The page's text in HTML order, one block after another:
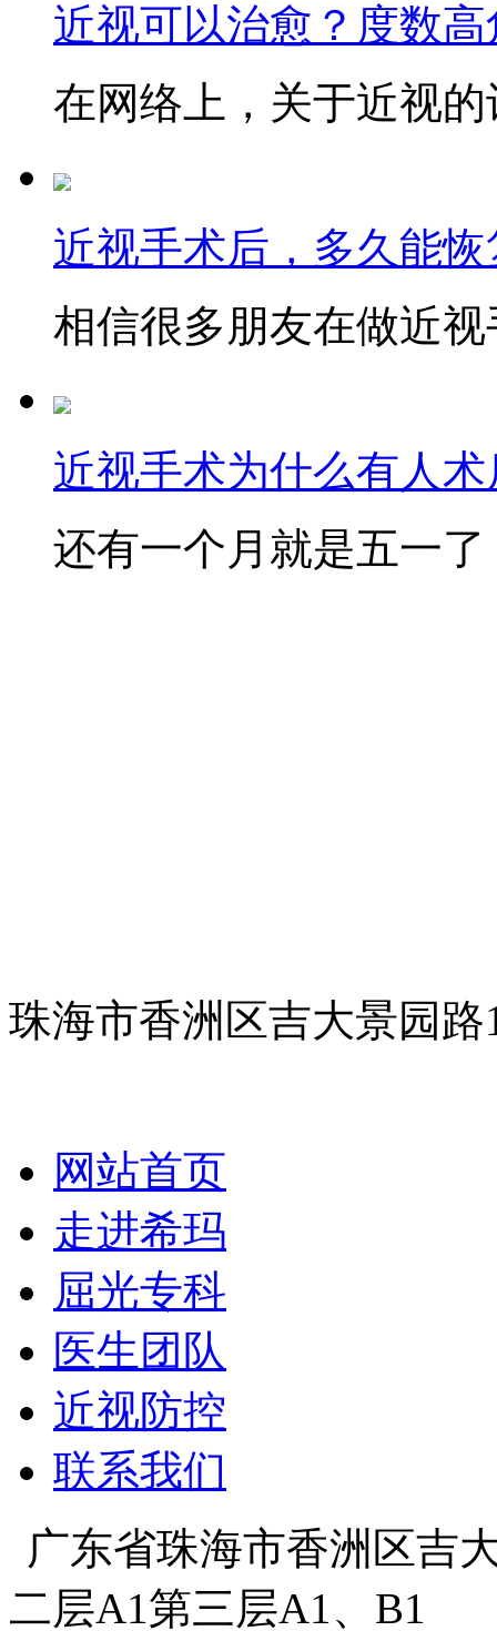
近视可以治愈？度数
在网络上，关于近视
近视手术后，多久能
相信很多朋友在做近
近视手术为什么有人
还有一个月就是五一
珠海市香洲区吉大景园
网站首页
走进希玛
屈光专科
医生团队
近视防控
联系我们
广东省珠海市香洲区吉
二层A1第三层A1、B1